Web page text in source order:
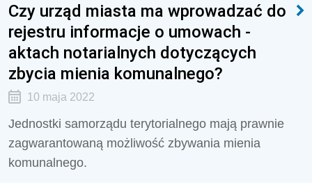
Czy urząd miasta ma wprowadzać do
rejestru informacje o umowach -
aktach notarialnych dotyczących
zbycia mienia komunalnego?
10 maja 2022
Jednostki samorządu terytorialnego mają prawnie
zagwarantowaną możliwość zbywania mienia
komunalnego.